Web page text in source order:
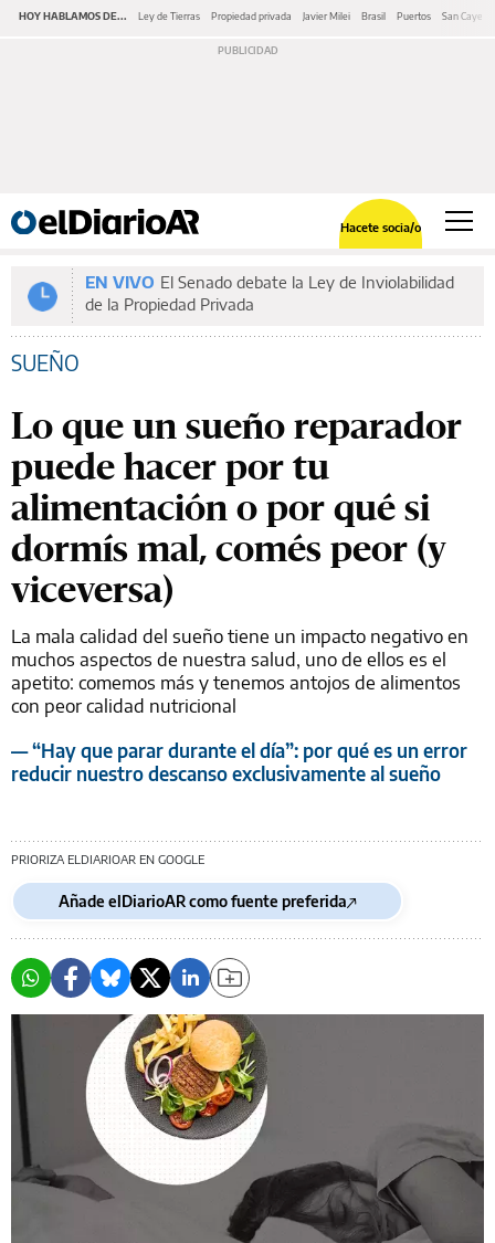
HOY HABLAMOS DE... Ley de Tierras Propiedad privada Javier Milei Brasil Puertos San
Hacete socia/o
EN VIVO El Senado debate la Ley de Inviolabilidad
de la Propiedad Privada
SUEÑO
Lo que un sueño reparador
puede hacer por tu
alimentación o por qué si
dormís mal, comés peor (y
viceversa)
La mala calidad del sueño tiene un impacto negativo en
muchos aspectos de nuestra salud, uno de ellos es el
apetito: comemos más y tenemos antojos de alimentos
con peor calidad nutricional
— “Hay que parar durante el día”: por qué es un error
reducir nuestro descanso exclusivamente al sueño
PRIORIZA ELDIARIOAR EN GOOGLE
Añade elDiarioAR como fuente preferida